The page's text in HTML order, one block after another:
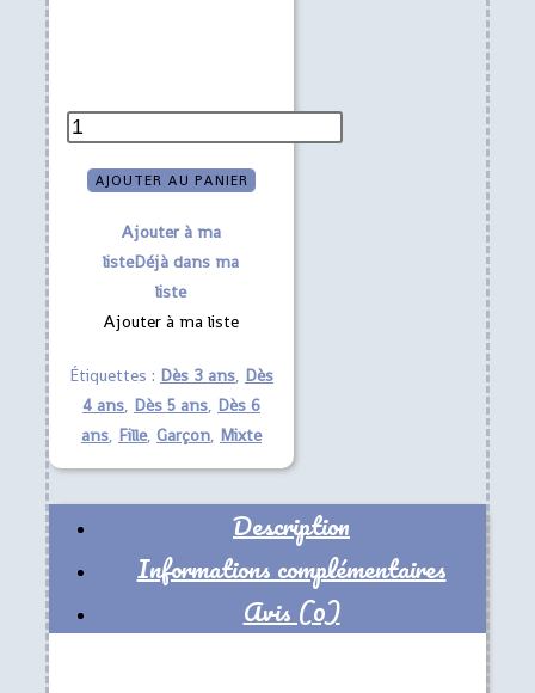
quantité
Baguette
dorées
AJOUTER AU PANIER
Ajouter à ma
listeDéjà dans ma
liste
Ajouter à ma liste
Étiquettes : Dès 3 ans, Dès
4 ans, Dès 5 ans, Dès 6
ans, Fille, Garçon, Mixte
Description
Informations complémentaires
Avis (0)